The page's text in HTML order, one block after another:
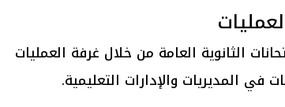
الثانوية العامة من خلال غرفة العمليات
في المديريات والإدارات التعليمية.